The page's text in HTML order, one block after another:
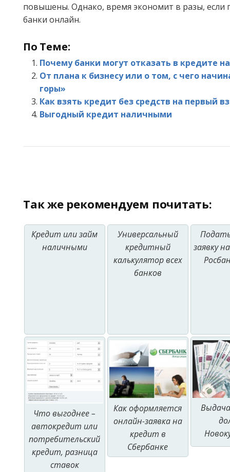
повышены. Однако, время экономит в разы, если
банки онлайн.
По Теме:
Почему банки могут отказать в кредите
От плана к бизнесу или о том, с чего
горы»
Как взять кредит без средств на первый
Выгодный кредит наличными
Так же рекомендуем почитать:
Кредит или займ
наличными
Универсальный
кредитный
калькулятор всех
банков
заявку
Что выгоднее –
автокредит или
потребительский
кредит, разница
ставок
Как оформляется
онлайн-заявка на
кредит в
Сбербанке